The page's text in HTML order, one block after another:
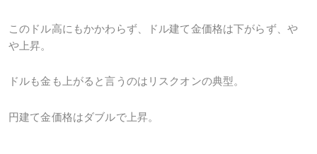
このドル高にもかかわらず、ドル建て金価格は下がらず、や
や上昇。
ドルも金も上がると言うのはリスクオンの典型。
円建て金価格はダブルで上昇。